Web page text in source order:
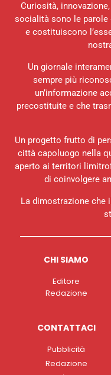
Curiosità,
socialità sono le
e costituiscono
Un giornale
sempre più
un’informazione
precostituite e che
Un progetto frutto di
città capoluogo nella
aperto ai territori
di coinvolgere
La dimostrazione che
CHI SIAMO
Editore
Redazione
CONTATTACI
Pubblicità
Redazione